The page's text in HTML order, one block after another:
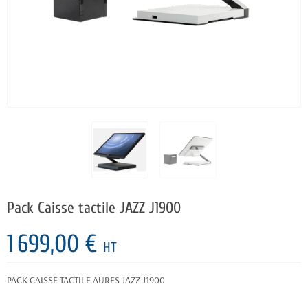
Pack Caisse tactile JAZZ J1900
1 699,00 € HT
PACK CAISSE TACTILE AURES JAZZ J1900